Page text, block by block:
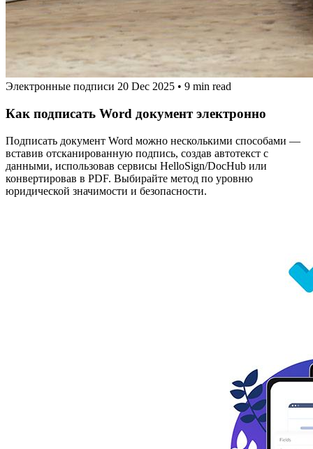
Электронные подписи 20 Dec 2025 • 9 min read
Как подписать Word документ электронно
Подписать документ Word можно несколькими способами —
вставив отсканированную подпись, создав автотекст с
данными, использовав сервисы HelloSign/DocHub или
конвертировав в PDF. Выбирайте метод по уровню
юридической значимости и безопасности.